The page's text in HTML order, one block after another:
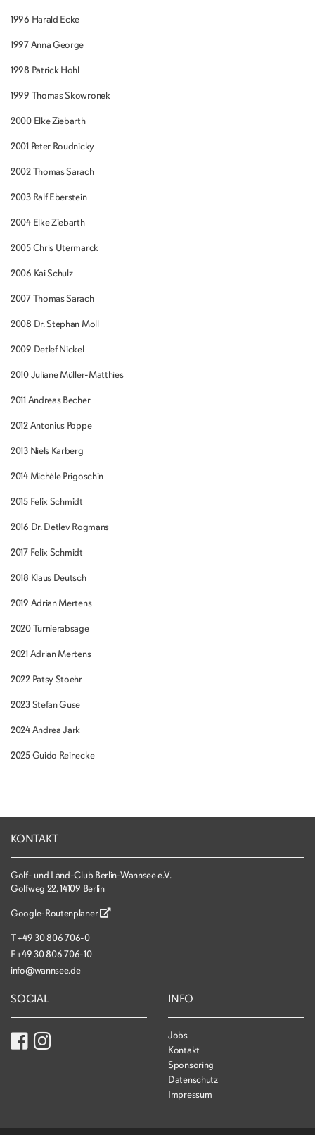
1996 Harald Ecke
1997 Anna George
1998 Patrick Hohl
1999 Thomas Skowronek
2000 Elke Ziebarth
2001 Peter Roudnicky
2002 Thomas Sarach
2003 Ralf Eberstein
2004 Elke Ziebarth
2005 Chris Utermarck
2006 Kai Schulz
2007 Thomas Sarach
2008 Dr. Stephan Moll
2009 Detlef Nickel
2010 Juliane Müller-Matthies
2011 Andreas Becher
2012 Antonius Poppe
2013 Niels Karberg
2014 Michèle Prigoschin
2015 Felix Schmidt
2016 Dr. Detlev Rogmans
2017 Felix Schmidt
2018 Klaus Deutsch
2019 Adrian Mertens
2020 Turnierabsage
2021 Adrian Mertens
2022 Patsy Stoehr
2023 Stefan Guse
2024 Andrea Jark
2025 Guido Reinecke
KONTAKT
Golf- und Land-Club Berlin-Wannsee e.V.
Golfweg 22, 14109 Berlin
Google-Routenplaner
T+49 30 806 706-0
F+49 30 806 706-10
info@wannsee.de
SOCIAL INFO
Jobs
Kontakt
Sponsoring
Datenschutz
Impressum